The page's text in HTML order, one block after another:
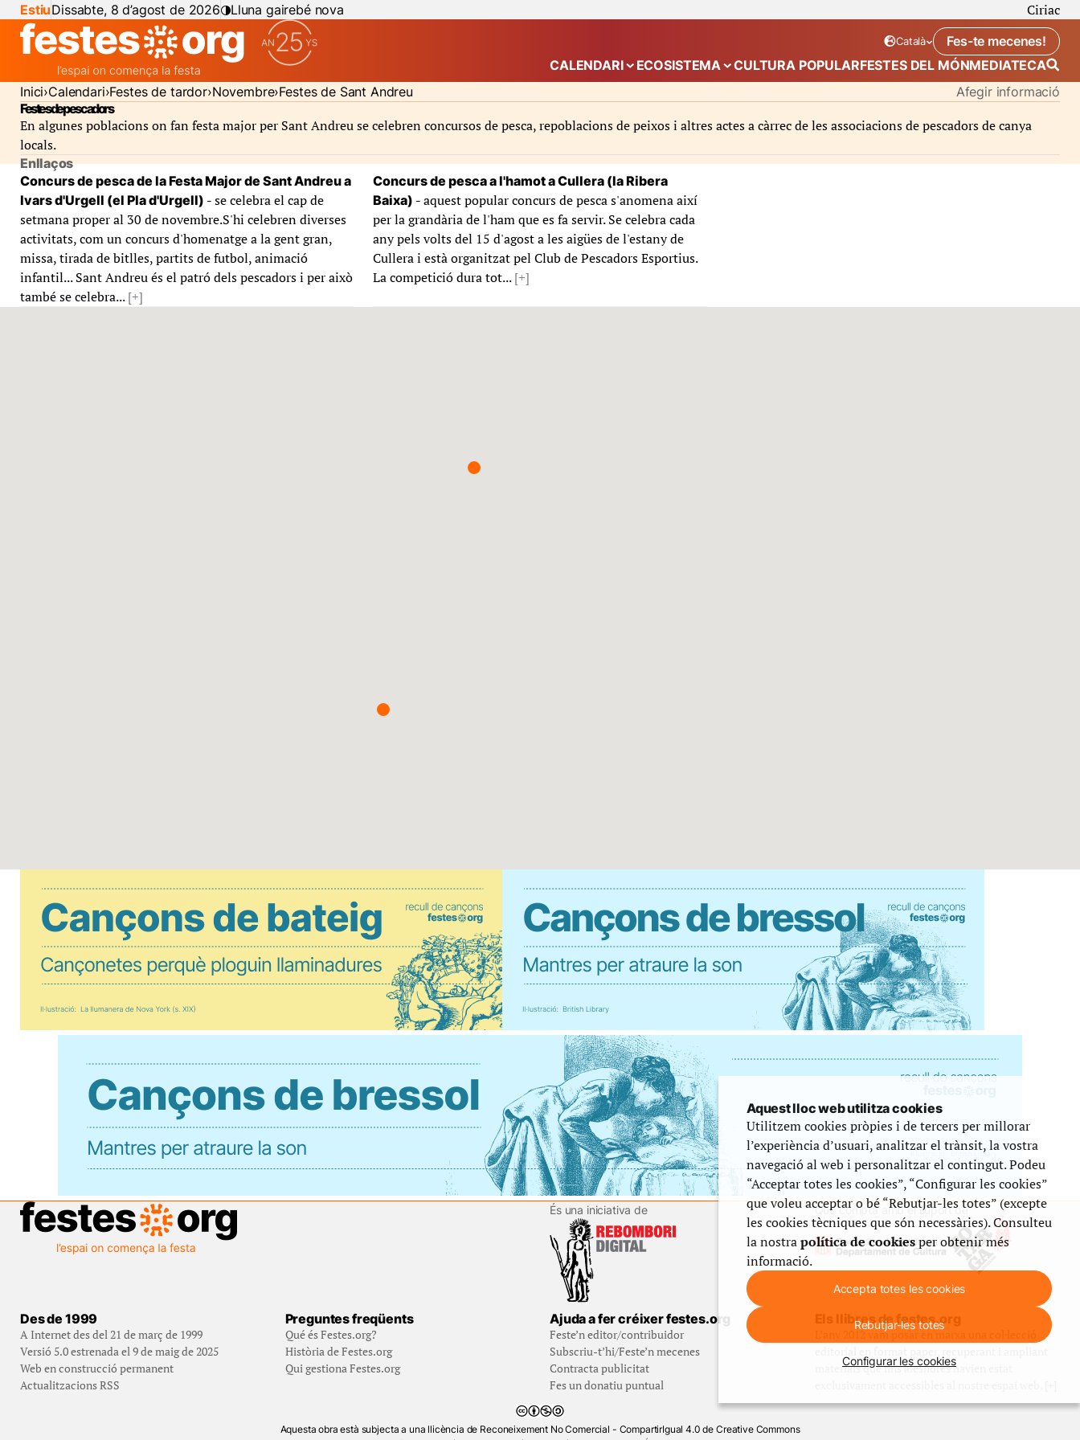
EstiuDissabte, 8 d’agost de 2026 Lluna gairebé nova Ciriac
Idioma seleccionat:
Català
. Canviar idiomaFes-te mecenes!
CALENDARI Mostra el submenú de “Calendari”
ECOSISTEMA Mostra el submenú de “Ecosistema”
CULTURA POPULARFESTES DEL MÓNMEDIATECA
Inici Calendari Festes de tardor Novembre Festes de Sant Andreu
Afegir informació
Festes de pescadors
En algunes poblacions on fan festa major per Sant Andreu se celebren concursos de pesca, repoblacions de peixos i altres actes a càrrec de les associacions de pescadors de canya
locals.
Enllaços
Concurs de pesca de la Festa Major de Sant Andreu a
Ivars d'Urgell (el Pla d'Urgell) - se celebra el cap de
setmana proper al 30 de novembre.S'hi celebren diverses
activitats, com un concurs d'homenatge a la gent gran,
missa, tirada de bitlles, partits de futbol, animació
infantil... Sant Andreu és el patró dels pescadors i per això
també se celebra...[+]
Concurs de pesca a l'hamot a Cullera (la Ribera
Baixa) - aquest popular concurs de pesca s'anomena així
per la grandària de l'ham que es fa servir. Se celebra cada
any pels volts del 15 d'agost a les aigües de l'estany de
Cullera i està organitzat pel Club de Pescadors Esportius.
La competició dura tot...[+]
És una iniciativa de Que compta amb el suport de
Des de 1999
A Internet des del 21 de març de 1999
Versió 5.0 estrenada el 9 de maig de 2025
Web en construcció permanent
Actualitzacions RSS
Preguntes freqüents
Qué és Festes.org?
Història de Festes.org
Qui gestiona Festes.org
Ajuda a fer créixer festes.org
Feste’n editor/contribuidor
Subscriu-t’hi/Feste’n mecenes
Contracta publicitat
Fes un donatiu puntual
Els llibres de festes.org
L’any 2012 vam posar en marxa una col·lecció
materials que fins aleshores havien estat
Aquesta obra està subjecta a una llicència de Reconeixement No Comercial - CompartirIgual 4.0 de Creative Commons
Aquest lloc web utilitza cookies
Utilitzem cookies pròpies i de tercers per millorar
l’experiència d’usuari, analitzar el trànsit, la vostra
navegació al web i personalitzar el contingut. Podeu
“Acceptar totes les cookies”, “Configurar les cookies”
que voleu acceptar o bé “Rebutjar-les totes” (excepte
les cookies tècniques que són necessàries). Consulteu
la nostrapolítica de cookiesper obtenir més
informació.
Accepta totes les cookies
Rebutjar-les totes
Configurar les cookies